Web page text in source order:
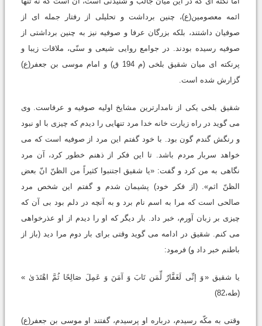
ائمه معصومین(ع)، چنین برداشت و تحلیلی از رفتار جمله ای از
صوفیان داشتند، بلکه بزرگان عرفا و صوفیه نیز به چنین برداشتی از
صوفیه رسیده بودند. در جوامع روایی شیعی و سنّی، ملاقات زیبا و
پرنکته ای میان شقیق بلخی (م 194 ق) و امام موسی بن جعفر(ع)
گزارش شده است.
شقیق بلخی یکی از نامدارترین مشایخ اولیه صوفیه و عرفاست. وی
می گوید در راه زیارت خانه خدا مرد تنهایی را دیدم که چیزی با او نبود
و رنگش گندم گون بود. با خود گفتم این مرد از صوفیه است که می
خواهد سربار مردم باشد. تا این فکر از ذهنم خطور کرد، آن مرد
نگاهی به من کرد و گفت: «یا شقیق اجتنبوا کثیراً من الظنّ انّ بعض
الظنّ اثم». (از فکر خود) پشیمان شدم و گفتم این شخص مرد
صالحی است که مرا به اسم نام برد و به آنچه در دلم بود بی آن که
چیزی بر زبان آورم، خبر داد. بار دیگر که او را دیدم از او عذرخواهی
می کنم. شقیق در ادامه می گوید وقتی برای بار دوم مرا دید (باز از
باطنم خبر داد و) فرمود:
یا شقیق «وَ إنِّی لَغَفَّارٌ لِّمَن تَابَ وَ آمَنَ وَ عَمِلَ صَالِحًا ثُمَّ اهْتَدَ یٰ »
(طه،82)
وقتی به مکّه رسیدم، درباره او پرسیدم، گفتند او موسی بن جعفر(ع)